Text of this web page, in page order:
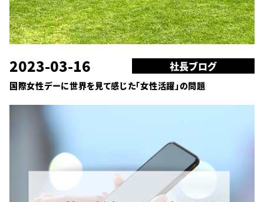
2023-03-16 社長ブログ
国際女性デーに世界を見て感じた「女性活躍」の問題